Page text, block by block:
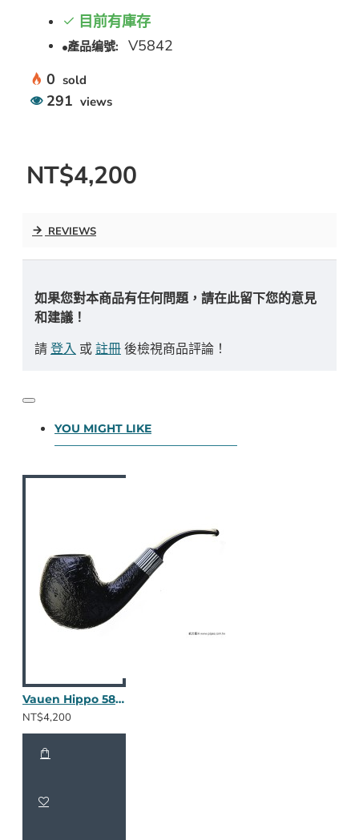
目前有庫存
產品编號:
V5842
0 sold
291 views
NT$4,200
REVIEWS
如果您對本商品有任何問題，請在此留下您的意見
和建議！
請登入 或註冊後檢視商品評論！
YOU MIGHT LIKE
Vauen Hippo 5804
NT$4,200